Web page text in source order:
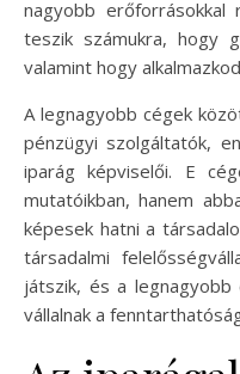
nagyobb erőforrásokkal
teszik számukra, hogy
valamint hogy
A legnagyobb cégek
pénzügyi szolgáltatók,
iparág képviselői. E
mutatóikban, hanem
képesek hatni a
társadalmi
játszik, és a
vállalnak a